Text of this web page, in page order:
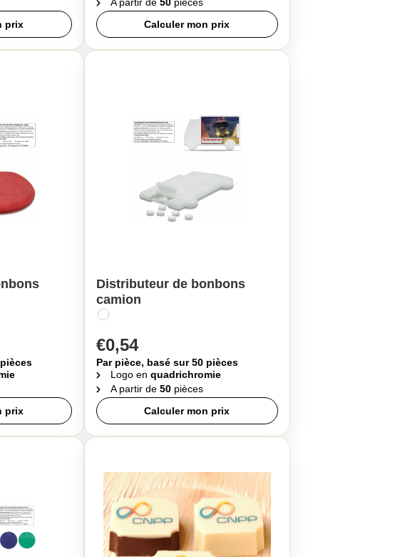
prix
Calculer mon prix
prix
Distributeur de bonbons
camion
€0,54
Par pièce, basé sur 50 pièces
Logo en quadrichromie
A partir de 50pièces
Calculer mon prix